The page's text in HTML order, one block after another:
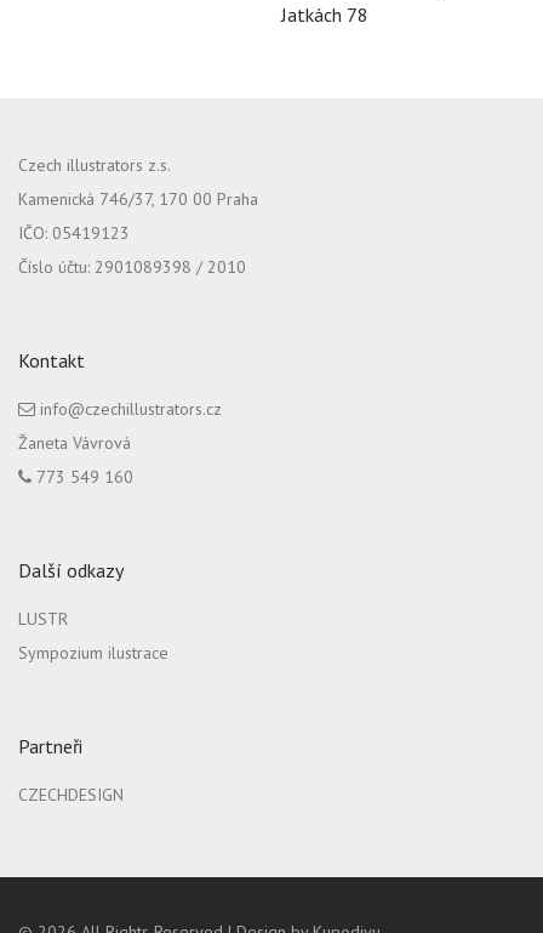
Jatkách 78
Czech illustrators z.s.
Kamenická 746/37, 170 00 Praha
IČO: 05419123
Číslo účtu: 2901089398 / 2010
Kontakt
info@czechillustrators.cz
Žaneta Vávrová
773 549 160
Další odkazy
LUSTR
Sympozium ilustrace
Partneři
CZECHDESIGN